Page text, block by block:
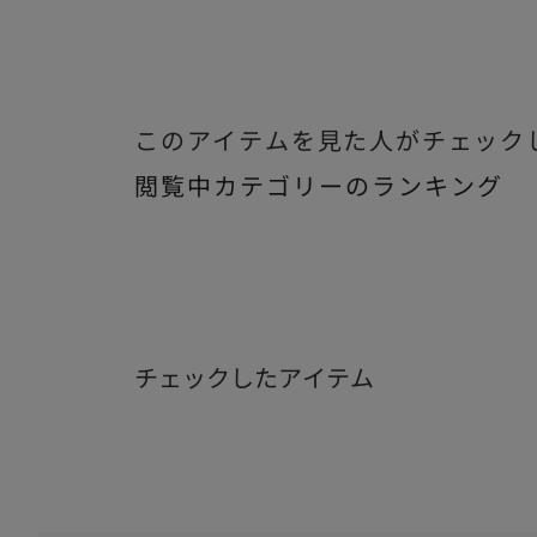
このアイテムを見た人がチェック
閲覧中カテゴリーのランキング
チェックしたアイテム